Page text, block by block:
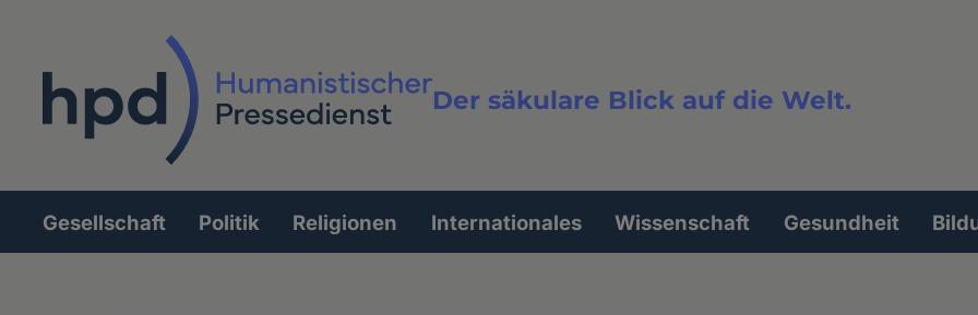
Der säkulare Blick auf die Welt.
Volltextsuche
Hauptnavigation
Gesellschaft Politik Religionen Internationales Wissenschaft Gesundheit